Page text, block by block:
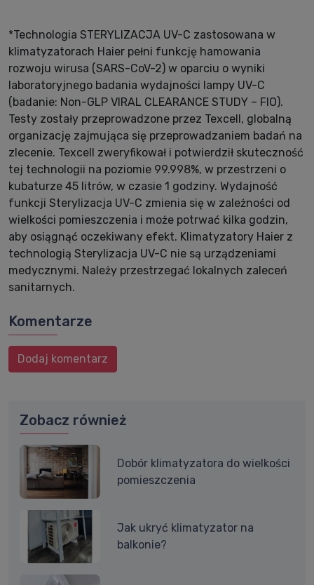
*Technologia STERYLIZACJA UV-C zastosowana w
klimatyzatorach Haier pełni funkcję hamowania
rozwoju wirusa (SARS-CoV-2) w oparciu o wyniki
laboratoryjnego badania wydajności lampy UV-C
(badanie: Non-GLP VIRAL CLEARANCE STUDY – FIO).
Testy zostały przeprowadzone przez Texcell, globalną
organizację zajmująca się przeprowadzaniem badań na
zlecenie. Texcell zweryfikował i potwierdził skuteczność
tej technologii na poziomie 99.998%, w przestrzeni o
kubaturze 45 litrów, w czasie 1 godziny. Wydajność
funkcji Sterylizacja UV-C zmienia się w zależności od
wielkości pomieszczenia i może potrwać kilka godzin,
aby osiągnąć oczekiwany efekt. Klimatyzatory Haier z
technologią Sterylizacja UV-C nie są urządzeniami
medycznymi. Należy przestrzegać lokalnych zaleceń
sanitarnych.
Komentarze
Dodaj komentarz
Zobacz również
Dobór klimatyzatora do wielkości
pomieszczenia
Jak ukryć klimatyzator na
balkonie?